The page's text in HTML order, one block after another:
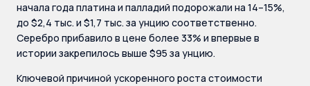
начала года платина и палладий подорожали на 14–15%,
до $2,4 тыс. и $1,7 тыс. за унцию соответственно.
Серебро прибавило в цене более 33% и впервые в
истории закрепилось выше $95 за унцию.
Ключевой причиной ускоренного роста стоимости